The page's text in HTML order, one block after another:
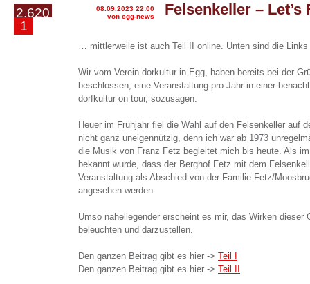
2.620
1
08.09.2023 22:00
von egg-news
Felsenkeller – Let’s
… mittlerweile ist auch Teil II online. Unten sind die
Wir vom Verein dorkultur in Egg, haben bereits bei der
beschlossen, eine Veranstaltung pro Jahr in einer
dorfkultur on tour, sozusagen.
Heuer im Frühjahr fiel die Wahl auf den Felsenkeller auf
nicht ganz uneigennützig, denn ich war ab 1973
die Musik von Franz Fetz begleitet mich bis heute. Als
bekannt wurde, dass der Berghof Fetz mit dem
Veranstaltung als Abschied von der Familie Fetz/
angesehen werden.
Umso naheliegender erscheint es mir, das Wirken dieser
beleuchten und darzustellen.
Den ganzen Beitrag gibt es hier -> Teil I
Den ganzen Beitrag gibt es hier -> Teil II